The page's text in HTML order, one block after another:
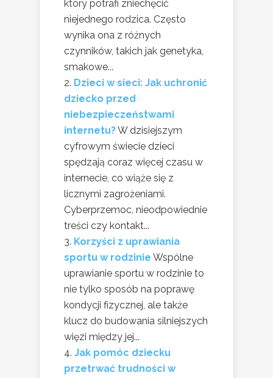
który potrafi zniechęcić
niejednego rodzica. Często
wynika ona z różnych
czynników, takich jak genetyka,
smakowe...
Dzieci w sieci: Jak uchronić
dziecko przed
niebezpieczeństwami
internetu?W dzisiejszym
cyfrowym świecie dzieci
spędzają coraz więcej czasu w
internecie, co wiąże się z
licznymi zagrożeniami.
Cyberprzemoc, nieodpowiednie
treści czy kontakt...
Korzyści z uprawiania
sportu w rodzinie Wspólne
uprawianie sportu w rodzinie to
nie tylko sposób na poprawę
kondycji fizycznej, ale także
klucz do budowania silniejszych
więzi między jej...
Jak pomóc dziecku
przetrwać trudności w